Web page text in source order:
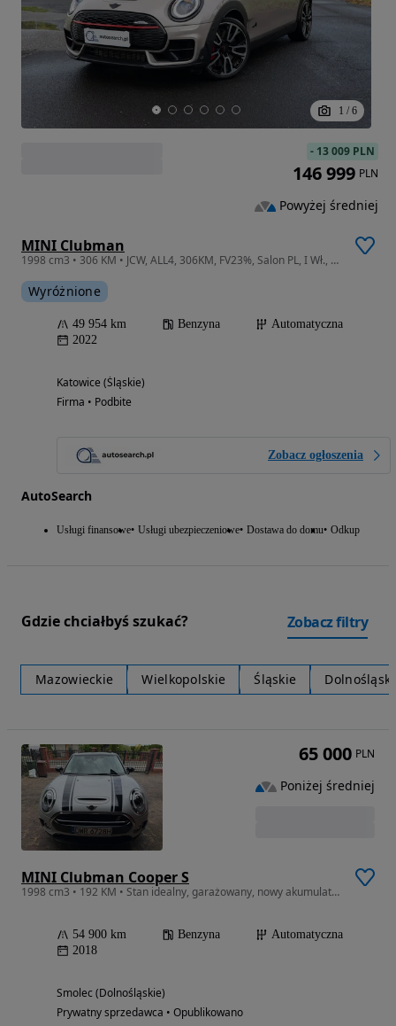
1 / 6
MINI Clubman
1998 cm3 • 306 KM • JCW, ALL4, 306KM, FV23%, Salon PL, I Wł., Bezwypadkowy, ASO, Panorama
Wyróżnione
49 954 km Benzyna
Automatyczna
2022
Katowice (Śląskie)
Firma • Podbite
Zobacz ogłoszenia
AutoSearch
Usługi finansowe Usługi ubezpieczeniowe Dostawa do domu Odkup
- 13 009 PLN
146 999 PLN
Powyżej średniej
Gdzie chciałbyś szukać? Zobacz filtry
Mazowieckie Wielkopolskie Śląskie
MINI Clubman Cooper S
1998 cm3 • 192 KM • Stan idealny, garażowany, nowy akumulator wymieniony w kwietniu,
54 900 km Benzyna
Automatyczna
2018
Smolec (Dolnośląskie)
Prywatny sprzedawca • Opublikowano
65 000 PLN
Poniżej średniej